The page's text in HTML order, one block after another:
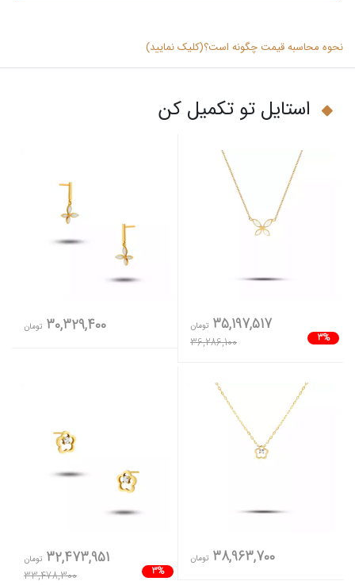
نحوه محاسبه قیمت چگونه است؟(کلیک نمایید)
استایل تو تکمیل کن
3%
35,197,517 تومان
36,286,100
30,329,400 تومان
38,963,700 تومان
3%
32,473,951 تومان
33,478,300